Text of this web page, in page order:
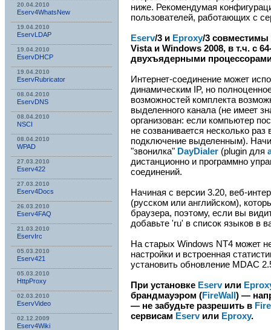
20.04.2010
Eserv4WhatsNew
19.04.2010
EservLDAP
19.04.2010
EservDHCP
19.04.2010
EservRubricator
08.04.2010
EservDNS
08.04.2010
NSСI
08.04.2010
WPAD
27.03.2010
Eserv422
27.03.2010
Eserv4Docs
26.03.2010
Eserv4FAQ
21.03.2010
EservIrc
05.03.2010
Eserv421
05.03.2010
HttpProxy
02.03.2010
EservVideo
02.12.2009
Eserv4Wiki
ниже. Рекомендумая
пользователей, работающих с
Eserv/3 и Eproxy/3 совместимы
Vista и Windows 2008, в т.ч. с
двухъядерными
Интернет-соединение может
динамическим IP, но
возможностей комплекта
выделенного канала (не имеет
организован: если компьютер
не созванивается несколько
подключение выделенным).
"звонилка" DayDialer (plugin для
дистанционно и программно
соединений.
Начиная с версии 3.20, веб-
(русском или английском),
браузера, поэтому, если вы
добавьте 'ru' в список языков в
На старых Windows NT4 может
настройки и встроенная
установить обновление MDAC
При установке Eservили
брандмауэром (FireWall) —
— не забудьте разрешить в
сервисам Eservили Eproxy.